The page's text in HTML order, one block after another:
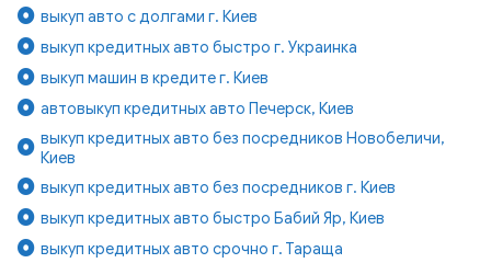
выкуп авто с долгами г. Киев
выкуп кредитных авто быстро г. Украинка
выкуп машин в кредите г. Киев
автовыкуп кредитных авто Печерск, Киев
выкуп кредитных авто без посредников Новобеличи,
Киев
выкуп кредитных авто без посредников г. Киев
выкуп кредитных авто быстро Бабий Яр, Киев
выкуп кредитных авто срочно г. Тараща